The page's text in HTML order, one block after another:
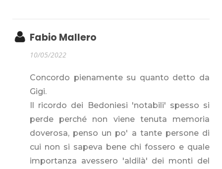
Fabio Mallero
10/05/2022
Concordo pienamente su quanto detto da
Gigi.
Il ricordo dei Bedoniesi 'notabili' spesso si
perde perché non viene tenuta memoria
doverosa, penso un po' a tante persone di
cui non si sapeva bene chi fossero e quale
importanza avessero 'aldilà' dei monti del